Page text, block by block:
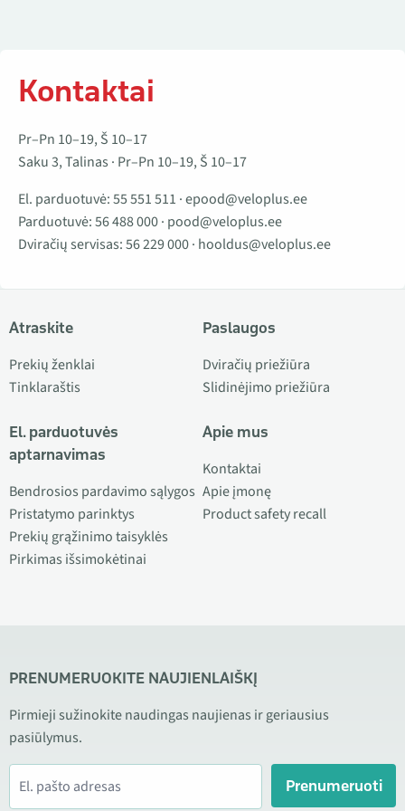
Kontaktai
Pr–Pn 10–19, Š 10–17
Saku 3, Talinas · Pr–Pn 10–19, Š 10–17
El. parduotuvė:55 551 511 ·epood@veloplus.ee
Parduotuvė:56 488 000· pood@veloplus.ee
Dviračių servisas:56 229 000· hooldus@veloplus.ee
Atraskite
Prekių ženklai
Tinklaraštis
El. parduotuvės
aptarnavimas
Bendrosios pardavimo sąlygos
Pristatymo parinktys
Prekių grąžinimo taisyklės
Pirkimas išsimokėtinai
Paslaugos
Dviračių priežiūra
Slidinėjimo priežiūra
Apie mus
Kontaktai
Apie įmonę
Product safety recall
PRENUMERUOKITE NAUJIENLAIŠKĮ
Pirmieji sužinokite naudingas naujienas ir geriausius
pasiūlymus.
Prenumeruoti